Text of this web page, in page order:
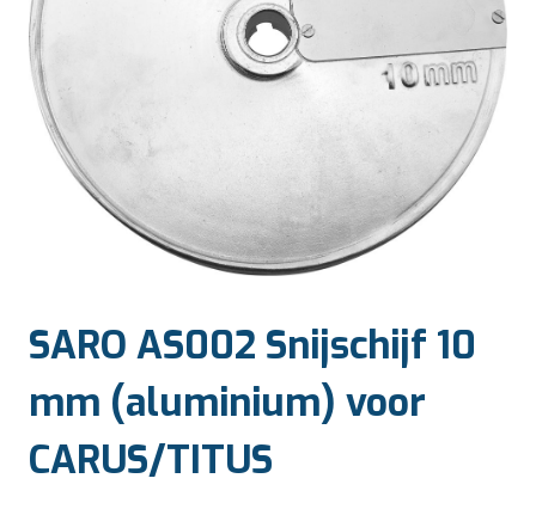
SARO AS002 Snijschijf 10
mm (aluminium) voor
CARUS/TITUS